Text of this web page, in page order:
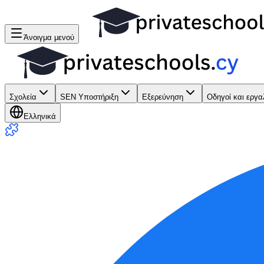
Άνοιγμα μενού
Σχολεία SEN Υποστήριξη Εξερεύνηση Οδηγοί και
Ελληνικά